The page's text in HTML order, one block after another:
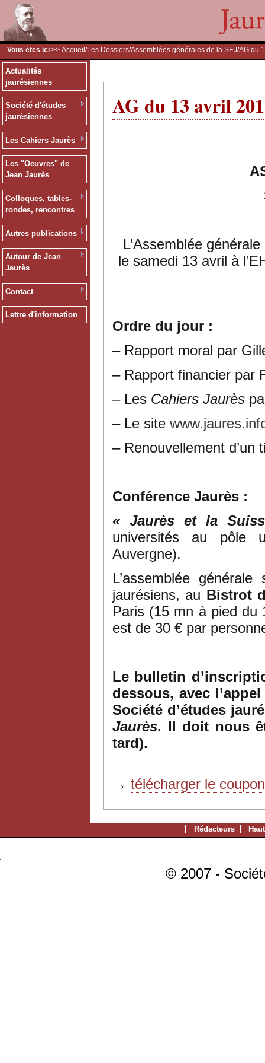
Vous êtes ici >> Accueil /Les Dossiers/Assemblées générales de la SEJ/AG du
Actualités
jaurésiennes
Société d'études
jaurésiennes
Les Cahiers Jaurès
Les "Oeuvres" de
Jean Jaurès
Colloques, tables-
rondes, rencontres
Autres publications
Autour de Jean
Jaurès
Contact
Lettre d'information
AG du 13 avril
L’Assemblée
le samedi 13 avril à
Ordre du jour :
– Rapport moral par
– Rapport financier par
– Les Cahiers Jaurès
– Le site
– Renouvellement d’un
Conférence Jaurès :
« Jaurès et la
universités au pôle
Auvergne).
L’assemblée
jaurésiens, au Bistrot
Paris (15 mn à pied du
est de 30 € par
Le bulletin
dessous, avec
Société d’études
Jaurès. Il doit nous
tard).
→ télécharger le
Rédacteurs
© 2007 -